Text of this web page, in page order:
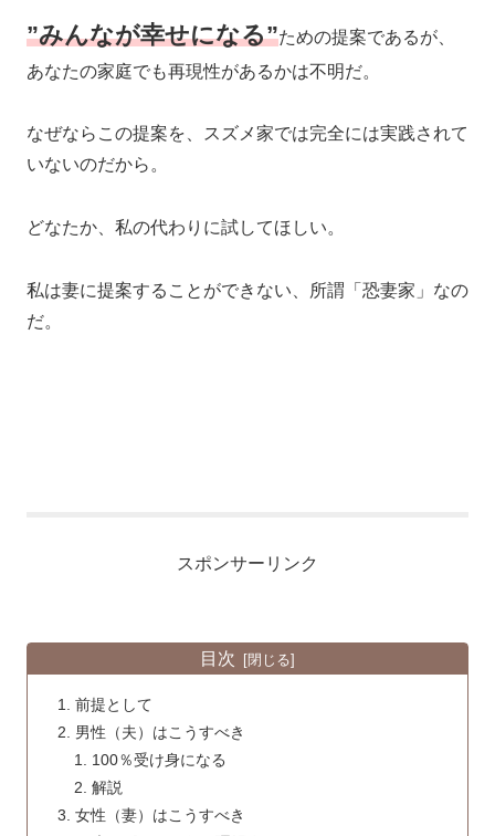
”みんなが幸せになる”ための提案であるが、
あなたの家庭でも再現性があるかは不明だ。
なぜならこの提案を、スズメ家では完全には実践されて
いないのだから。
どなたか、私の代わりに試してほしい。
私は妻に提案することができない、所謂「恐妻家」なの
だ。
スポンサーリンク
目次
前提として
男性（夫）はこうすべき
100％受け身になる
解説
女性（妻）はこうすべき